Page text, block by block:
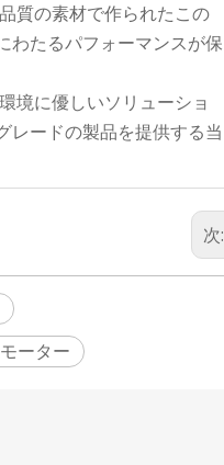
質の素材で作られたこの
わたるパフォーマンスが保
境に優しいソリューショ
レードの製品を提供する当
次:
ーター